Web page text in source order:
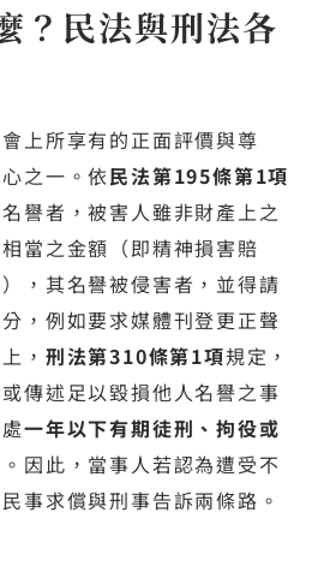
？民法與刑法各
上所享有的正面評價與尊
之一。依民法第195條第1項
譽者，被害人雖非財產上之
當之金額（即精神損害賠
，其名譽被侵害者，並得請
，例如要求媒體刊登更正聲
， 刑法第310條第1項規定，
傳述足以毀損他人名譽之事
一年以下有期徒刑、拘役或
。因此，當事人若認為遭受不
事求償與刑事告訴兩條路。